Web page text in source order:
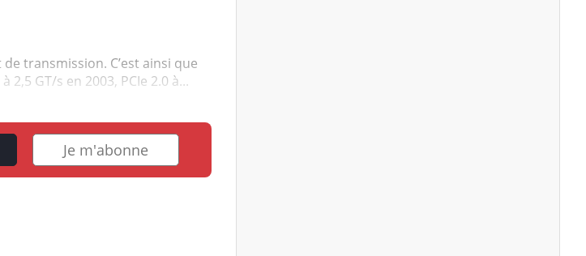
transmission. C’est ainsi que
GT/s en 2003, PCIe 2.0 à...
Je m'abonne